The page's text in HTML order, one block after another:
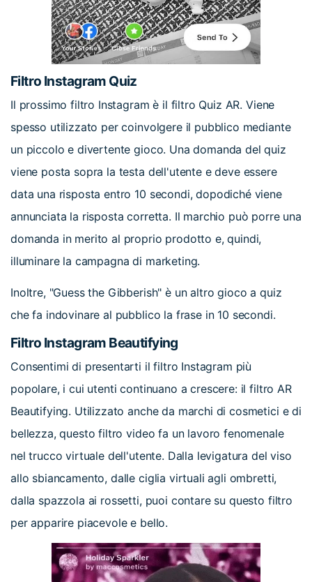
Filtro Instagram Quiz
Il prossimo filtro Instagram è il filtro Quiz AR. Viene
spesso utilizzato per coinvolgere il pubblico mediante
un piccolo e divertente gioco. Una domanda del quiz
viene posta sopra la testa dell'utente e deve essere
data una risposta entro 10 secondi, dopodiché viene
annunciata la risposta corretta. Il marchio può porre una
domanda in merito al proprio prodotto e, quindi,
illuminare la campagna di marketing.
Inoltre, "Guess the Gibberish" è un altro gioco a quiz
che fa indovinare al pubblico la frase in 10 secondi.
Filtro Instagram Beautifying
Consentimi di presentarti il filtro Instagram più
popolare, i cui utenti continuano a crescere: il filtro AR
Beautifying. Utilizzato anche da marchi di cosmetici e di
bellezza, questo filtro video fa un lavoro fenomenale
nel trucco virtuale dell'utente. Dalla levigatura del viso
allo sbiancamento, dalle ciglia virtuali agli ombretti,
dalla spazzola ai rossetti, puoi contare su questo filtro
per apparire piacevole e bello.